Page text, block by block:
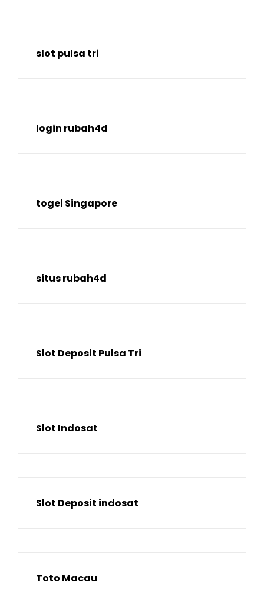
slot pulsa tri
login rubah4d
togel Singapore
situs rubah4d
Slot Deposit Pulsa Tri
Slot Indosat
Slot Deposit indosat
Toto Macau